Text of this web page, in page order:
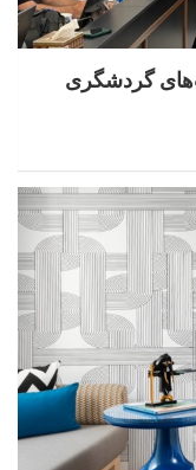
گردشگری